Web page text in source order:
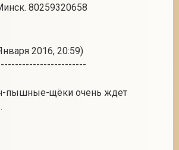
80259320658
2016, 20:59)
пышные-щёки очень ждет